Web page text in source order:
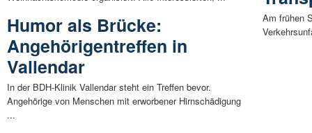
Humor als Brücke:
Angehörigentreffen in
Vallendar
In der BDH-Klinik Vallendar steht ein Treffen bevor.
Angehörige von Menschen mit erworbener Hirnschädigung
...
Am frühen